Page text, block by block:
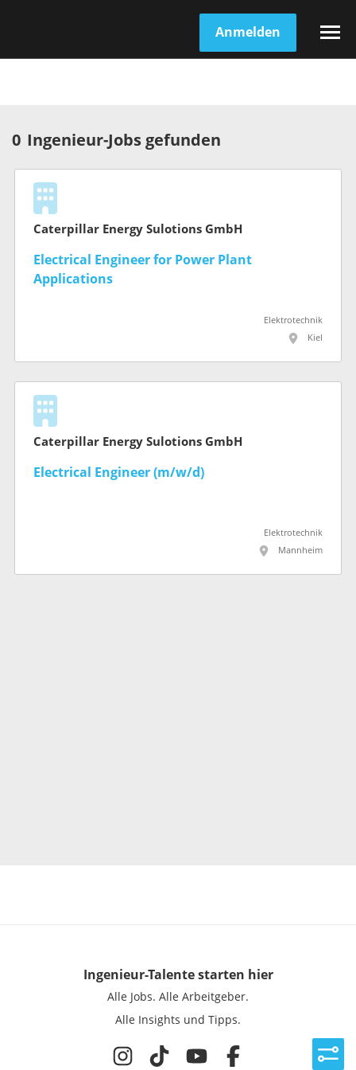
Anmelden
0 Ingenieur-Jobs gefunden
Caterpillar Energy Sulotions GmbH
Electrical Engineer for Power Plant
Applications
Elektrotechnik
Kiel
Caterpillar Energy Sulotions GmbH
Electrical Engineer (m/w/d)
Elektrotechnik
Mannheim
Ingenieur-Talentestarten hier
Alle Jobs. Alle Arbeitgeber.
Alle Insights und Tipps.